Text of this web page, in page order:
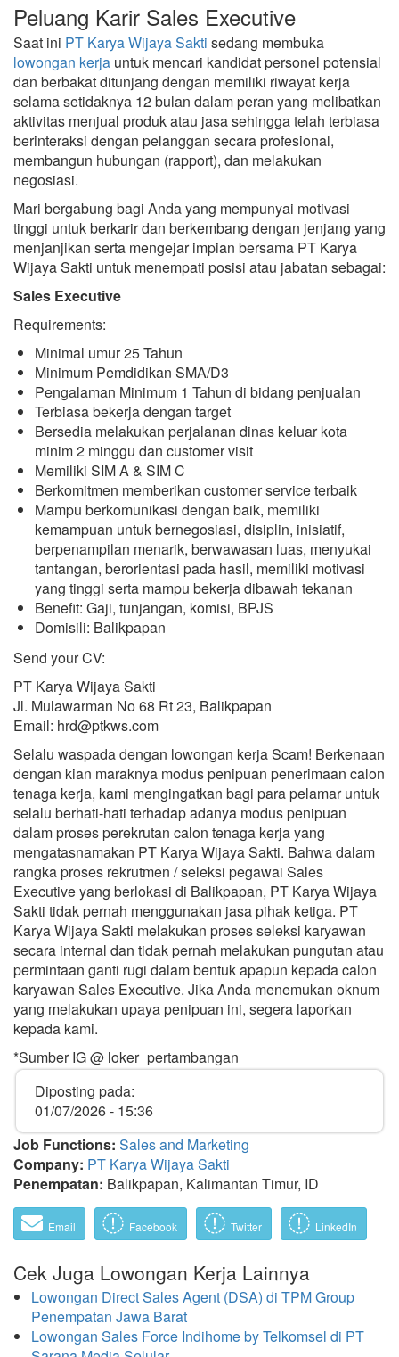
Peluang Karir Sales Executive
Saat ini PT Karya Wijaya Sakti sedang membuka
lowongan kerja untuk mencari kandidat personel potensial
dan berbakat ditunjang dengan memiliki riwayat kerja
selama setidaknya 12 bulan dalam peran yang melibatkan
aktivitas menjual produk atau jasa sehingga telah terbiasa
berinteraksi dengan pelanggan secara profesional,
membangun hubungan (rapport), dan melakukan
negosiasi.
Mari bergabung bagi Anda yang mempunyai motivasi
tinggi untuk berkarir dan berkembang dengan jenjang yang
menjanjikan serta mengejar impian bersama PT Karya
Wijaya Sakti untuk menempati posisi atau jabatan sebagai:
Sales Executive
Requirements:
Minimal umur 25 Tahun
Minimum Pemdidikan SMA/D3
Pengalaman Minimum 1 Tahun di bidang penjualan
Terbiasa bekerja dengan target
Bersedia melakukan perjalanan dinas keluar kota
minim 2 minggu dan customer visit
Memiliki SIM A & SIM C
Berkomitmen memberikan customer service terbaik
Mampu berkomunikasi dengan baik, memiliki
kemampuan untuk bernegosiasi, disiplin, inisiatif,
berpenampilan menarik, berwawasan luas, menyukai
tantangan, berorientasi pada hasil, memiliki motivasi
yang tinggi serta mampu bekerja dibawah tekanan
Benefit: Gaji, tunjangan, komisi, BPJS
Domisili: Balikpapan
Send your CV:
PT Karya Wijaya Sakti
Jl. Mulawarman No 68 Rt 23, Balikpapan
Email: hrd@ptkws.com
Selalu waspada dengan lowongan kerja Scam! Berkenaan
dengan kian maraknya modus penipuan penerimaan calon
tenaga kerja, kami mengingatkan bagi para pelamar untuk
selalu berhati-hati terhadap adanya modus penipuan
dalam proses perekrutan calon tenaga kerja yang
mengatasnamakan PT Karya Wijaya Sakti. Bahwa dalam
rangka proses rekrutmen / seleksi pegawai Sales
Executive yang berlokasi di Balikpapan, PT Karya Wijaya
Sakti tidak pernah menggunakan jasa pihak ketiga. PT
Karya Wijaya Sakti melakukan proses seleksi karyawan
secara internal dan tidak pernah melakukan pungutan atau
permintaan ganti rugi dalam bentuk apapun kepada calon
karyawan Sales Executive. Jika Anda menemukan oknum
yang melakukan upaya penipuan ini, segera laporkan
kepada kami.
*Sumber IG @ loker_pertambangan
Diposting pada:
01/07/2026 - 15:36
Job Functions: Sales and Marketing
Company: PT Karya Wijaya Sakti
Penempatan: Balikpapan, Kalimantan Timur, ID
Email Facebook Twitter LinkedIn
Cek Juga Lowongan Kerja Lainnya
Lowongan Direct Sales Agent (DSA) di TPM Group
Penempatan Jawa Barat
Lowongan Sales Force Indihome by Telkomsel di PT